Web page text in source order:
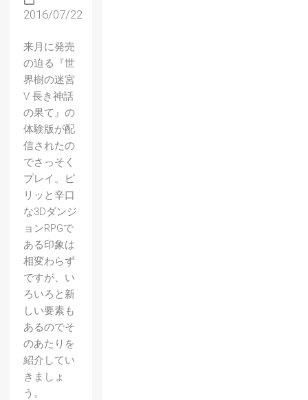
2016/07/22
来月に発売
の迫る『世
界樹の迷宮
V 長き神話
の果て』の
体験版が配
信されたの
でさっそく
プレイ。ピ
リッと辛口
な3Dダンジ
ョンRPGで
ある印象は
相変わらず
ですが、い
ろいろと新
しい要素も
あるのでそ
のあたりを
紹介してい
きましょ
う。